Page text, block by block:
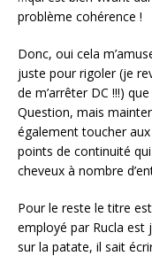
problème cohérence !
Donc, oui cela
juste pour rigoler (je
de m’arrêter DC !!!)
Question, mais
également toucher
points de continuité
cheveux à nombre
Pour le reste le titre
employé par Rucla est
sur la patate, il sait